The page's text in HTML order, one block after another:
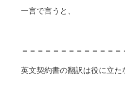
一言で言うと、
＝＝＝＝＝＝＝＝＝＝＝＝＝
英文契約書の翻訳は役に立た